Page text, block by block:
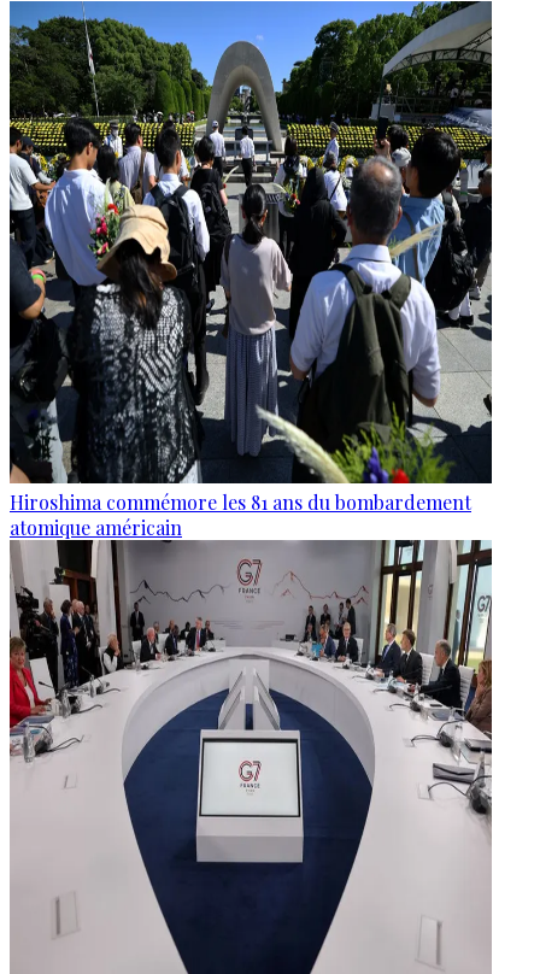
Hiroshima commémore les 81 ans du bombardement
atomique américain